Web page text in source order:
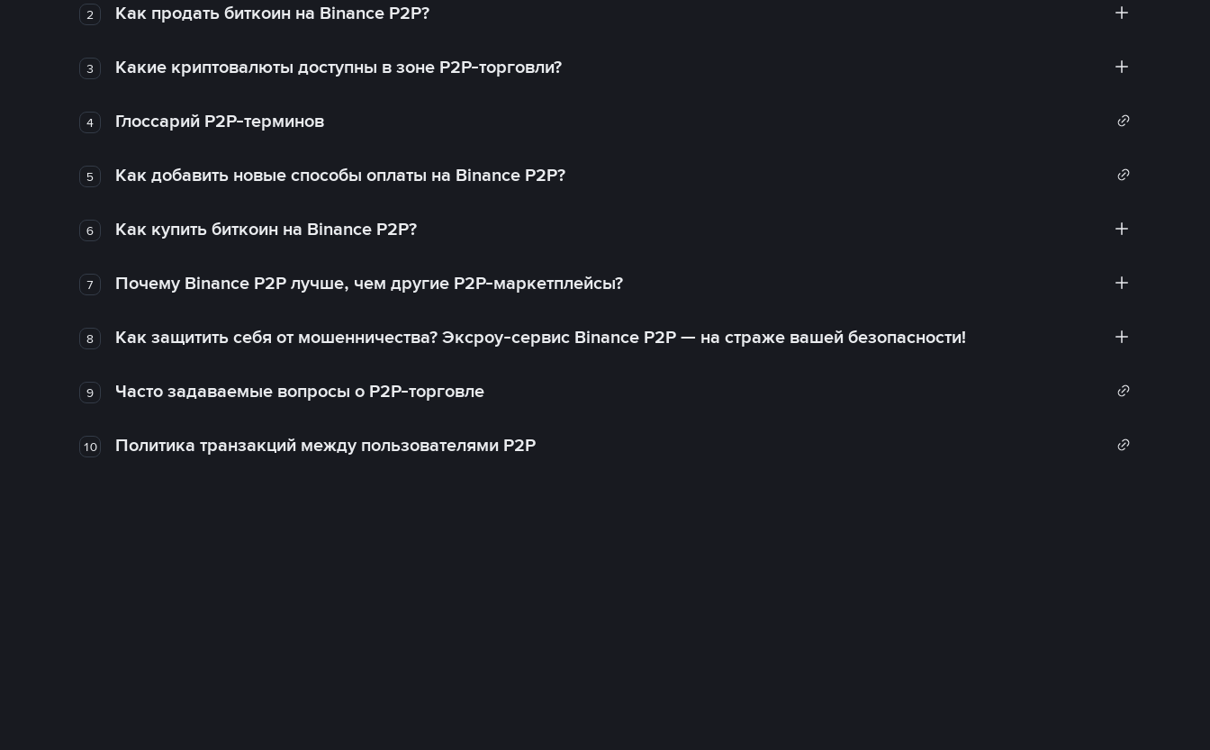
2 Как продать биткоин на Binance P2P?
3 Какие криптовалюты доступны в зоне P2P-торговли?
4 Глоссарий P2P-терминов
5 Как добавить новые способы оплаты на Binance P2P?
6 Как купить биткоин на Binance P2P?
7 Почему Binance P2P лучше, чем другие P2P-маркетплейсы?
8 Как защитить себя от мошенничества? Эксроу-сервис Binance P2P — на страже вашей безопасности!
9 Часто задаваемые вопросы о P2P-торговле
10 Политика транзакций между пользователями P2P